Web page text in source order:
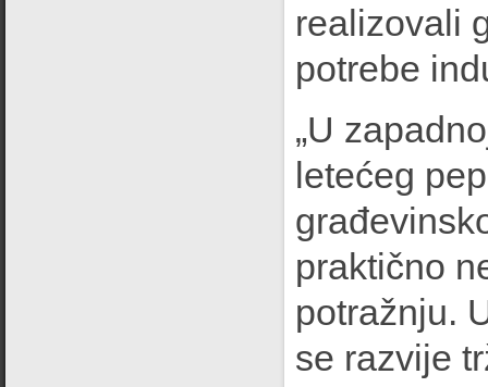
realizovali
potrebe
„U
letećeg
praktično
potražnju.
se razvije